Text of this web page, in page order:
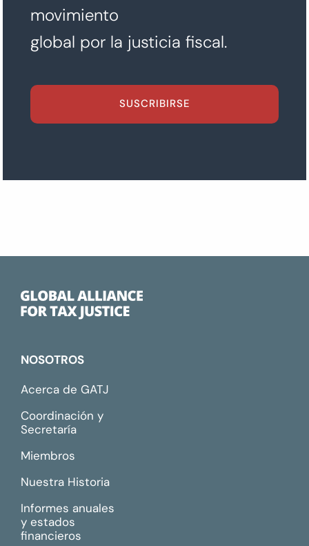
movimiento
global por la justicia fiscal.
SUSCRIBIRSE
NOSOTROS
Acerca de GATJ
Coordinación y
Secretaría
Miembros
Nuestra Historia
Informes anuales
y estados
financieros